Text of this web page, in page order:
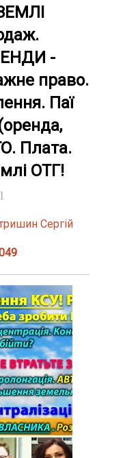
-
право.
Паї
Плата.
ОТГ!
Сергій